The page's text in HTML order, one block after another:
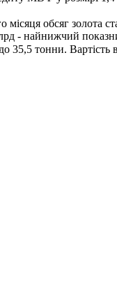
обсяг золота
- найнижчий
35,5 тонни. Вартість